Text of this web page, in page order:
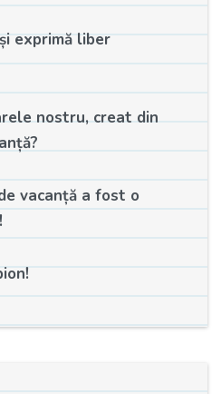
exprimă liber
nostru, creat din
vacanță a fost o